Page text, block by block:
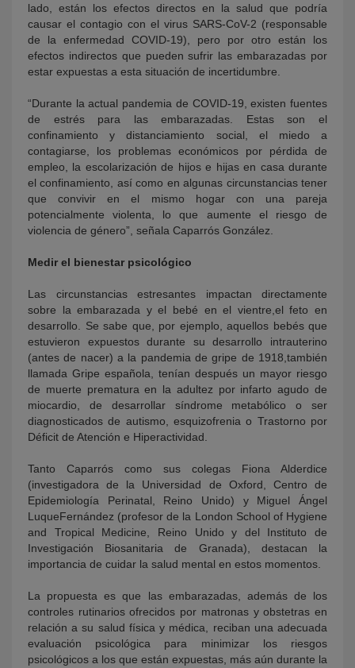
lado, están los efectos directos en la salud que podría
causar el contagio con el virus SARS-CoV-2 (responsable
de la enfermedad COVID-19), pero por otro están los
efectos indirectos que pueden sufrir las embarazadas por
estar expuestas a esta situación de incertidumbre.
“Durante la actual pandemia de COVID-19, existen fuentes
de estrés para las embarazadas. Estas son el
confinamiento y distanciamiento social, el miedo a
contagiarse, los problemas económicos por pérdida de
empleo, la escolarización de hijos e hijas en casa durante
el confinamiento, así como en algunas circunstancias tener
que convivir en el mismo hogar con una pareja
potencialmente violenta, lo que aumente el riesgo de
violencia de género”, señala Caparrós González.
Medir el bienestar psicológico
Las circunstancias estresantes impactan directamente
sobre la embarazada y el bebé en el vientre,el feto en
desarrollo. Se sabe que, por ejemplo, aquellos bebés que
estuvieron expuestos durante su desarrollo intrauterino
(antes de nacer) a la pandemia de gripe de 1918,también
llamada Gripe española, tenían después un mayor riesgo
de muerte prematura en la adultez por infarto agudo de
miocardio, de desarrollar síndrome metabólico o ser
diagnosticados de autismo, esquizofrenia o Trastorno por
Déficit de Atención e Hiperactividad.
Tanto Caparrós como sus colegas Fiona Alderdice
(investigadora de la Universidad de Oxford, Centro de
Epidemiología Perinatal, Reino Unido) y Miguel Ángel
LuqueFernández (profesor de la London School of Hygiene
and Tropical Medicine, Reino Unido y del Instituto de
Investigación Biosanitaria de Granada), destacan la
importancia de cuidar la salud mental en estos momentos.
La propuesta es que las embarazadas, además de los
controles rutinarios ofrecidos por matronas y obstetras en
relación a su salud física y médica, reciban una adecuada
evaluación psicológica para minimizar los riesgos
psicológicos a los que están expuestas, más aún durante la